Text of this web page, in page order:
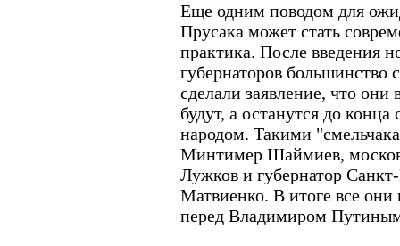
Еще одним поводом для
Прусака может стать
практика. После введения
губернаторов большинство
сделали заявление, что они
будут, а останутся до конца
народом. Такими
Минтимер Шаймиев,
Лужков и губернатор
Матвиенко. В итоге все они
перед Владимиром